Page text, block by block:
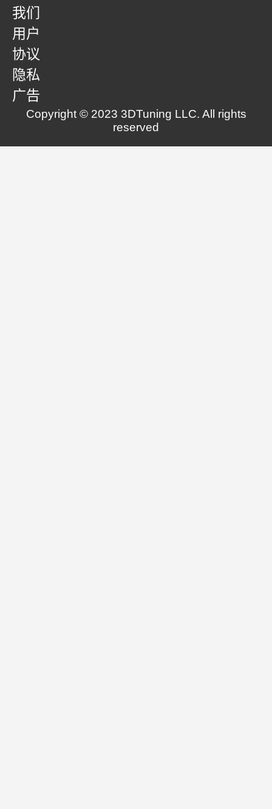
我们
用户
协议
隐私
广告
Copyright © 2023 3DTuning LLC. All rights
reserved